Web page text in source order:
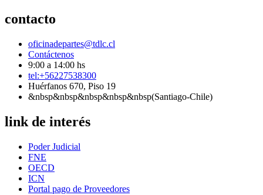
contacto
oficinadepartes@tdlc.cl
Contáctenos
9:00 a 14:00 hs
tel:+56227538300
Huérfanos 670, Piso 19
&nbsp&nbsp&nbsp&nbsp&nbsp(Santiago-Chile)
link de interés
Poder Judicial
FNE
OECD
ICN
Portal pago de Proveedores